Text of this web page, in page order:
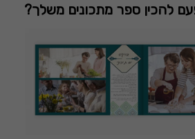
להכין ספר מתכונים משלך?